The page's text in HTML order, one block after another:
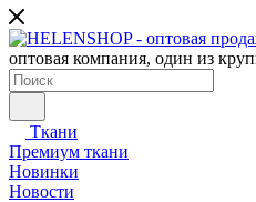
оптовая компания, один из
Ткани
Премиум ткани
Новинки
Новости